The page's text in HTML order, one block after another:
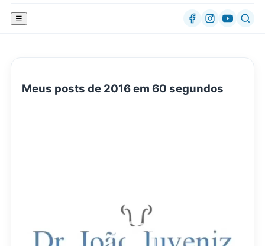
☰
Meus posts de 2016 em 60 segundos